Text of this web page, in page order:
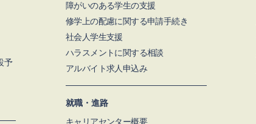
予
障がいのある学生の支援
修学上の配慮に関する申請手続き
社会人学生支援
ハラスメントに関する相談
アルバイト求人申込み
就職・進路
キャリアセンター概要